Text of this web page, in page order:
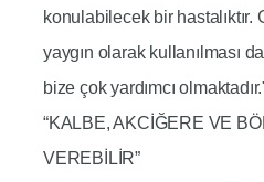
konulabilecek bir hastalıktır.
yaygın olarak kullanılması da
bize çok yardımcı
“KALBE, AKCİĞERE VE
VEREBİLİR”